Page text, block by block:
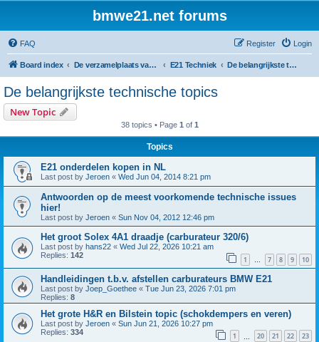
bmwe21.net forums
FAQ Login
Register
Board index De verzamelplaats van E21 fanaten der lage landen - Dutch forum E21 Techniek De belangrijkste technische topics
De belangrijkste technische topics
New Topic
38 topics • Page 1 of 1
Topics
E21 onderdelen kopen in NL
Last post by Jeroen « Wed Jun 04, 2014 8:21 pm
Antwoorden op de meest voorkomende technische issues
hier!
Last post by Jeroen « Sun Nov 04, 2012 12:46 pm
Het groot Solex 4A1 draadje (carburateur 320/6)
Last post by hans22 « Wed Jul 22, 2026 10:21 am
Replies: 142 1 … 7 8 9 10
Handleidingen t.b.v. afstellen carburateurs BMW E21
Last post by Joep_Goethee « Tue Jun 23, 2026 7:01 pm
Replies: 8
Het grote H&R en Bilstein topic (schokdempers en veren)
Last post by Jeroen « Sun Jun 21, 2026 10:27 pm
Replies: 334 1 20 21 22 23